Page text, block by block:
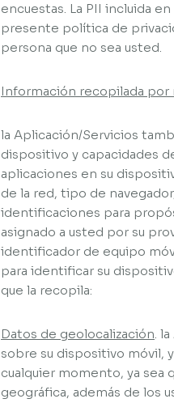
encuestas. La PII incluida
presente política de
persona que no sea usted.
Información recopilada por
la Aplicación/Servicios
dispositivo y capacidades
aplicaciones en su
de la red, tipo de
identificaciones para
asignado a usted por su
identificador de equipo
para identificar su
que la recopila:
Datos de geolocalización.
sobre su dispositivo móvil,
cualquier momento, ya sea
geográfica, además de los